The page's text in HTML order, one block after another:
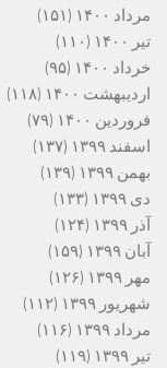
مرداد ۱۴۰۰
(۱۵۱)
تیر ۱۴۰۰
(۱۱۰)
خرداد ۱۴۰۰
(۹۵)
اردیبهشت ۱۴۰۰
(۱۱۸)
فروردین ۱۴۰۰
(۷۹)
اسفند ۱۳۹۹
(۱۳۷)
بهمن ۱۳۹۹
(۱۳۹)
دی ۱۳۹۹
(۱۳۳)
آذر ۱۳۹۹
(۱۲۴)
آبان ۱۳۹۹
(۱۵۹)
مهر ۱۳۹۹
(۱۲۶)
شهریور ۱۳۹۹
(۱۱۲)
مرداد ۱۳۹۹
(۱۱۶)
تیر ۱۳۹۹
(۱۱۹)